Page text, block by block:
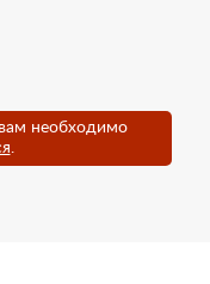
необходимо
.